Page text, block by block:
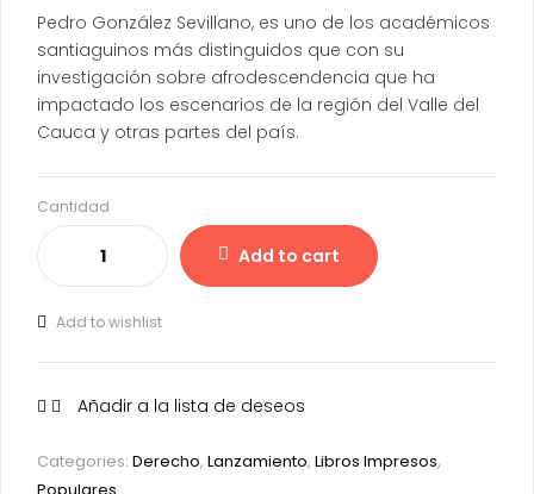
Pedro González Sevillano, es uno de los académicos
santiaguinos más distinguidos que con su
investigación sobre afrodescendencia que ha
impactado los escenarios de la región del Valle del
Cauca y otras partes del país.
Cantidad
Add to cart
Add to wishlist
Añadir a la lista de deseos
Categories: Derecho, Lanzamiento, Libros Impresos,